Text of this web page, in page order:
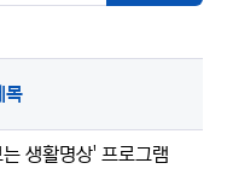
목
생활명상' 프로그램